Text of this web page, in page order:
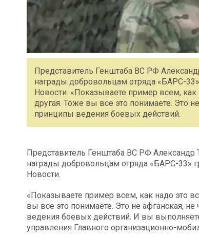
Представитель Генштаба ВС РФ
награды добровольцам отряда «БАРС-
Новости. «Показываете пример всем, как
другая. Тоже вы все это понимаете. Это
принципы ведения боевых действий.
Представитель Генштаба ВС РФ
награды добровольцам отряда «БАРС-33»
Новости.
«Показываете пример всем, как надо это
вы все это понимаете. Это не афганская,
ведения боевых действий. И вы
управления Главного организационно-